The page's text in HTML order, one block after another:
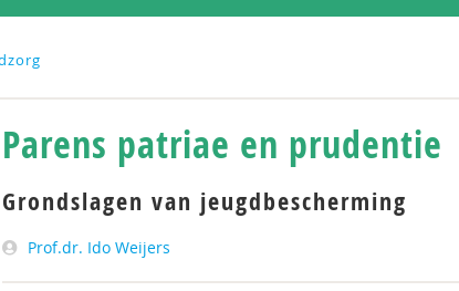
Parens patriae en prudentie
Grondslagen van jeugdbescherming
Prof.dr. Ido Weijers